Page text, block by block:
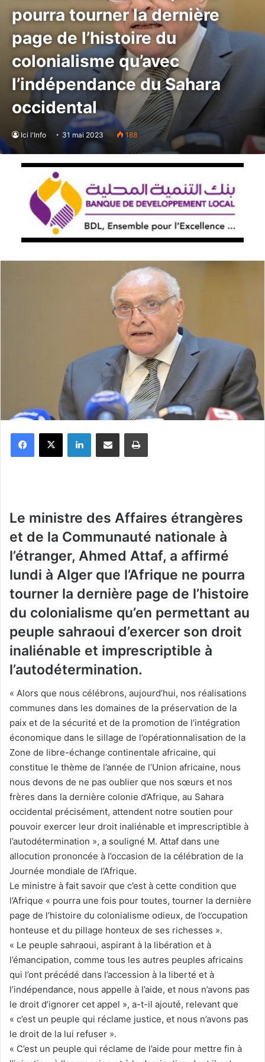
pourra tourner la dernière
page de l’histoire du
colonialisme qu’avec
l’indépendance du Sahara
occidental
Ici l'Info 31 mai 2023 188
Le ministre des Affaires étrangères
et de la Communauté nationale à
l’étranger, Ahmed Attaf, a affirmé
lundi à Alger que l’Afrique ne pourra
tourner la dernière page de l’histoire
du colonialisme qu’en permettant au
peuple sahraoui d’exercer son droit
inaliénable et imprescriptible à
l’autodétermination.
« Alors que nous célébrons, aujourd’hui, nos réalisations
communes dans les domaines de la préservation de la
paix et de la sécurité et de la promotion de l’intégration
économique dans le sillage de l’opérationnalisation de la
Zone de libre-échange continentale africaine, qui
constitue le thème de l’année de l’Union africaine, nous
nous devons de ne pas oublier que nos sœurs et nos
frères dans la dernière colonie d’Afrique, au Sahara
occidental précisément, attendent notre soutien pour
pouvoir exercer leur droit inaliénable et imprescriptible à
l’autodétermination », a souligné M. Attaf dans une
allocution prononcée à l’occasion de la célébration de la
Journée mondiale de l’Afrique.
Le ministre à fait savoir que c’est à cette condition que
l’Afrique « pourra une fois pour toutes, tourner la dernière
page de l’histoire du colonialisme odieux, de l’occupation
honteuse et du pillage honteux de ses richesses ».
« Le peuple sahraoui, aspirant à la libération et à
l’émancipation, comme tous les autres peuples africains
qui l’ont précédé dans l’accession à la liberté et à
l’indépendance, nous appelle à l’aide, et nous n’avons pas
le droit d’ignorer cet appel », a-t-il ajouté, relevant que
« c’est un peuple qui réclame justice, et nous n’avons pas
le droit de la lui refuser ».
« C’est un peuple qui réclame de l’aide pour mettre fin à